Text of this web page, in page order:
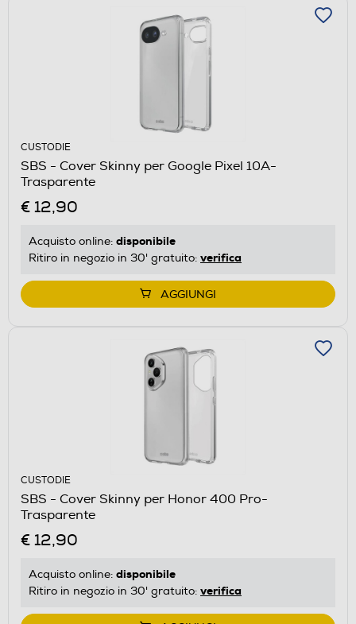
CUSTODIE
SBS - Cover Skinny per Google Pixel 10A-
Trasparente
€ 12,90
Acquisto online: disponibile
Ritiro in negozio in 30' gratuito: verifica
AGGIUNGI
CUSTODIE
SBS - Cover Skinny per Honor 400 Pro-
Trasparente
€ 12,90
Acquisto online: disponibile
Ritiro in negozio in 30' gratuito: verifica